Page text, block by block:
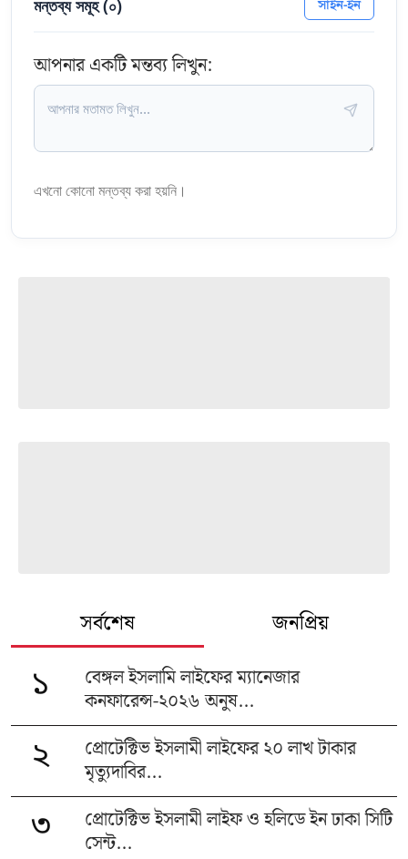
মন্তব্য সমূহ (০) সাইন-ইন
আপনার একটি মন্তব্য লিখুন:
এখনো কোনো মন্তব্য করা হয়নি।
সর্বশেষ জনপ্রিয়
১
বেঙ্গল ইসলামি লাইফের ম্যানেজার
কনফারেন্স-২০২৬ অনুষ...
২
প্রোটেক্টিভ ইসলামী লাইফের ২০ লাখ টাকার
মৃত্যুদাবির...
৩
প্রোটেক্টিভ ইসলামী লাইফ ও হলিডে ইন ঢাকা সিটি
সেন্ট...